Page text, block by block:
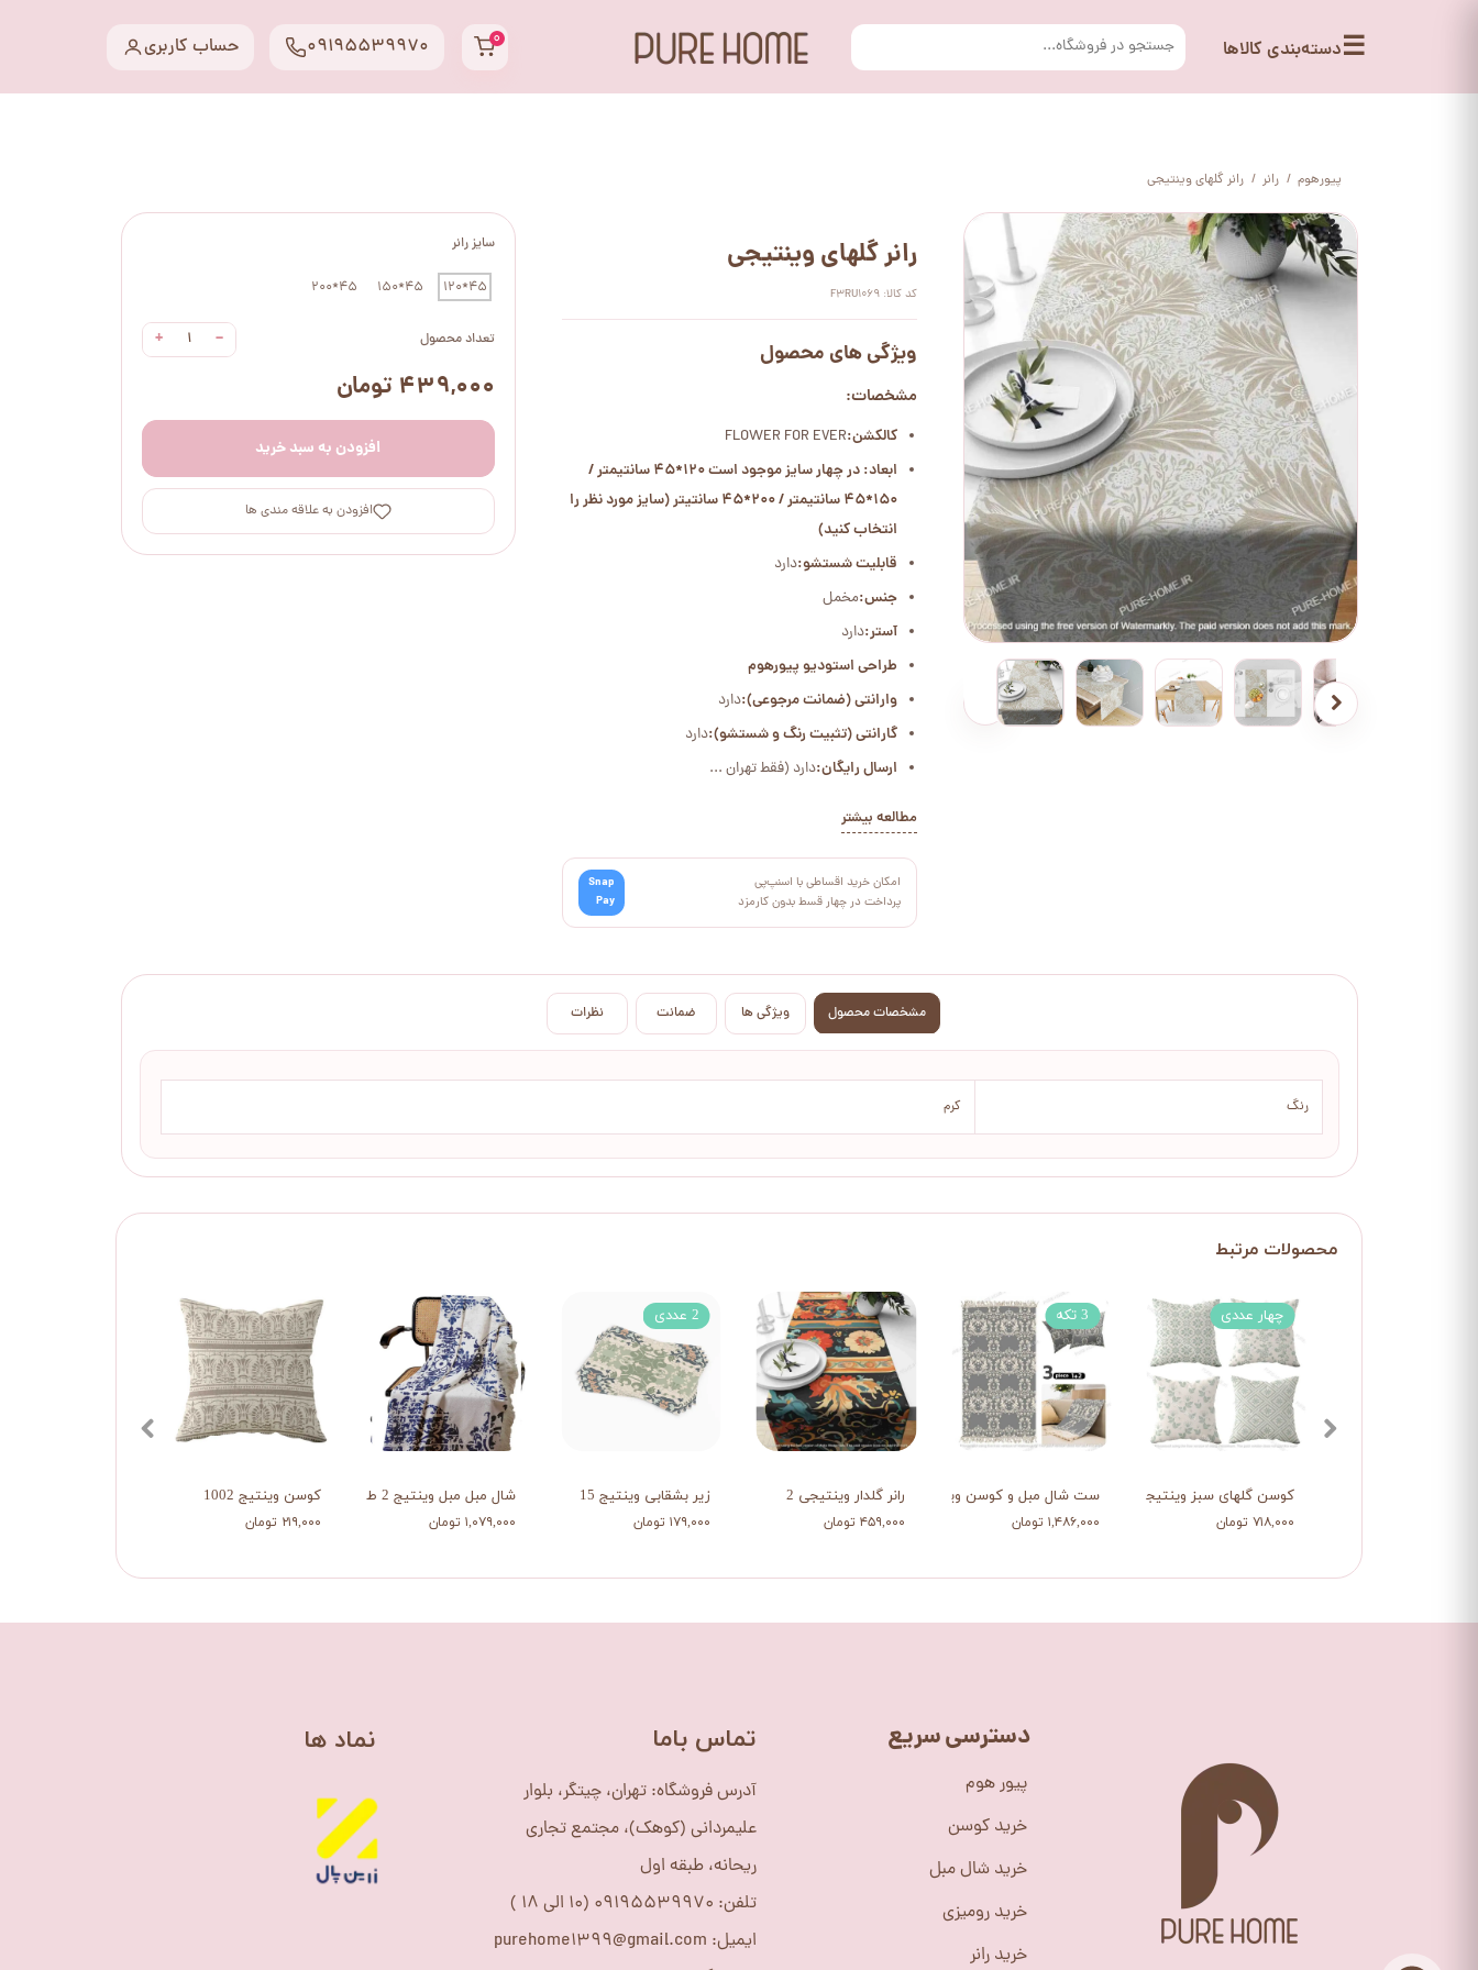
☰دسته‌بندی کالاها ۰ حساب کاربری 09195539970
پیورهوم رانر رانر گلهای وینتیجی
سایز رانر
45*120
45*150
45*200
تعداد محصول −
+
۴۳۹,۰۰۰ تومان
افزودن به سبد خرید
افزودن به علاقه مندی ها
رانر گلهای وینتیجی
کد کالا: F3RU1069
ویژگی های محصول
مشخصات:
کالکشن:FLOWER FOR EVER
ابعاد: در چهار سایز موجود است 120*45 سانتیمتر /
150*45 سانتیمتر / 200*45 سانتیتر (سایز مورد نظر را
انتخاب کنید)
قابلیت شستشو:دارد
جنس:مخمل
آستر:دارد
طراحی استودیو پیورهوم
وارانتی (ضمانت مرجوعی):دارد
گارانتی (تثبیت رنگ و شستشو):دارد
ارسال رایگان:دارد (فقط تهران ...
مطالعه بیشتر
امکان خرید اقساطی با اسنپ‌پی
پرداخت در چهار قسط بدون کارمزد
Snap
Pay
مشخصات محصول ویژگی ها ضمانت نظرات
رنگ کرم
کوسن وینتیج 1002
۲۱۹,۰۰۰ تومان
شال مبل مبل وینتیج 2 طوسی
۱,۰۷۹,۰۰۰ تومان
زیر بشقابی وینتیج 15
۱۷۹,۰۰۰ تومان
2 عددی
رانر گلدار وینتیجی 2
۴۵۹,۰۰۰ تومان
ست شال مبل و کوسن وینتیج48-12
۱,۴۸۶,۰۰۰ تومان
3 تکه
کوسن گلهای سبز وینتیجی
۷۱۸,۰۰۰ تومان
چهار عددی
پیور هوم
خرید کوسن
خرید شال مبل
خرید رومیزی
خرید رانر
دسترسی سریع ​تماس باما
آدرس فروشگاه: تهران، چیتگر، بلوار
علیمردانی (کوهک)، مجتمع تجاری
ریحانه، طبقه اول
تلفن: 09195539970 (10 الی 18 )
ایمیل: purehome1399@gmail.com
​نماد ها